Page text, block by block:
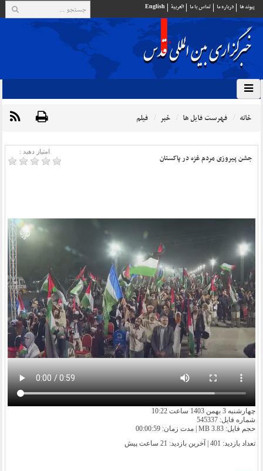
پيوند ها درباره ما تماس با ما العربية English
خانه فهرست فایل ها خبر فیلم
امتیاز دهید :
جشن پیروزی مردم غزه در پاکستان
چهارشنبه 3 بهمن 1403 ساعت 10:22
شماره فایل: 545337
حجم فایل: 3.83 MB | مدت زمان: 00:00:59
تعداد بازدید: 401 | آخرین بازدید:
21 ساعت پیش